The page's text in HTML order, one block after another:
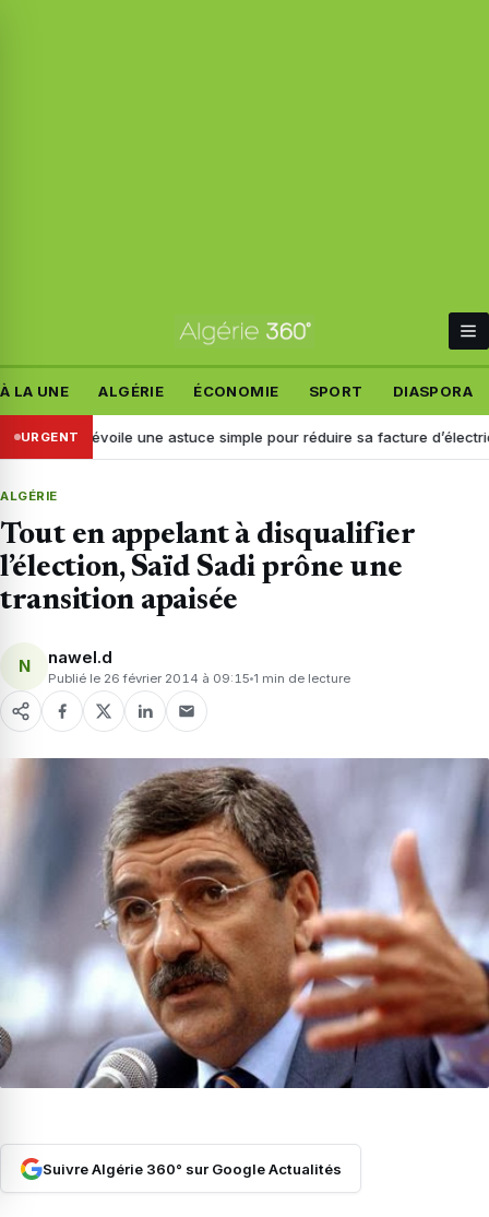
À LA UNE ALGÉRIE ÉCONOMIE SPORT DIASPORA
URGENTdévoile une astuce simple pour réduire sa facture d’électricité
ALGÉRIE
Tout en appelant à disqualifier
l’élection, Saïd Sadi prône une
transition apaisée
N nawel.d
Publié le 26 février 2014 à 09:15 1 min de lecture
Suivre Algérie 360° sur Google Actualités